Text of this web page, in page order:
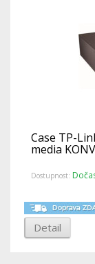
Case TP-
media
Dostupnost:
Detail